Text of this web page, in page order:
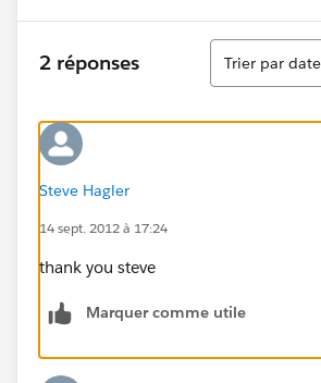
2 réponses
Tri
Trier par date
Steve Hagler
14 sept. 2012 à 17:24
thank you steve
Marquer comme utile